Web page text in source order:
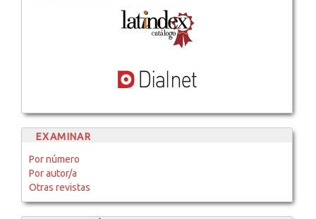
EXAMINAR
Por número
Por autor/a
Otras revistas